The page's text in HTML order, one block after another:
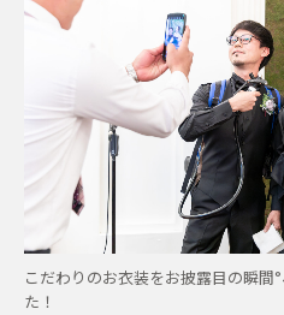
こだわりのお衣装をお披露目の瞬間
た！